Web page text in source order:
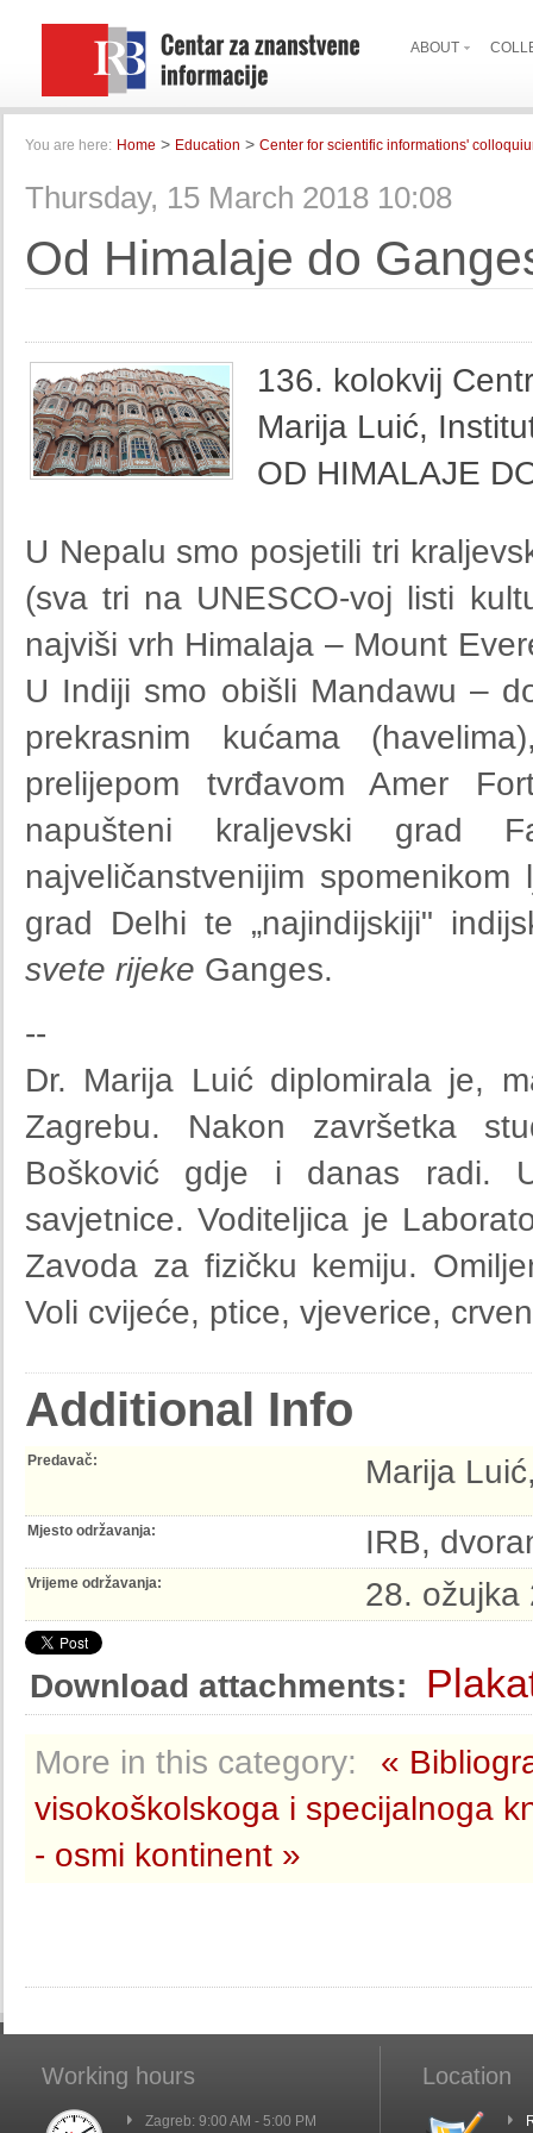
ABOUT
You are here: Home > Education > Center for scientific informations'
Thursday, 15 March 2018 10:08
Od Himalaje do
136. kolokvij
Marija Luić,
OD HIMALAJE
U Nepalu smo posjetili tri
(sva tri na UNESCO-voj listi
najviši vrh Himalaja – Mount
U Indiji smo obišli Mandawu –
prekrasnim kućama
prelijepom tvrđavom Amer
napušteni kraljevski grad
najveličanstvenijim
grad Delhi te „najindijskiji"
svete rijeke Ganges.
--
Dr. Marija Luić diplomirala je,
Zagrebu. Nakon završetka
Bošković gdje i danas radi.
savjetnice. Voditeljica je
Zavoda za fizičku kemiju.
Voli cvijeće, ptice, vjeverice,
Additional Info
Predavač: Marija
Mjesto održavanja: IRB,
Vrijeme održavanja: 28. ožujka
Download attachments:
More in this category:
«
visokoškolskoga i specijalnoga
- osmi kontinent »
Working hours
Zagreb: 9:00 AM - 5:00 PM
Location